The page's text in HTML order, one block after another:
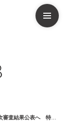
FATFの第4次審査結果公表へ 特定事業者にFraudAlertの導入が進む理由とは